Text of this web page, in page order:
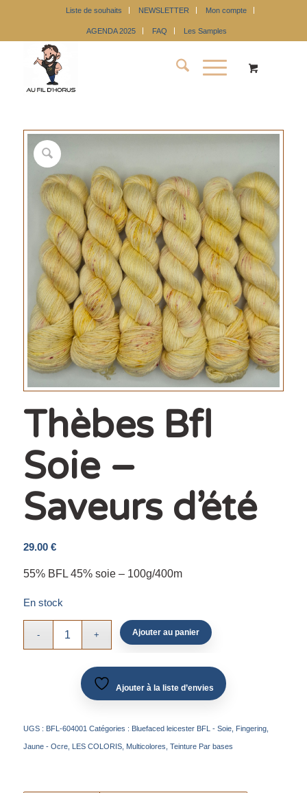
Liste de souhaits NEWSLETTER Mon compte
AGENDA 2025 FAQ Les Samples
Thèbes Bfl
Soie –
Saveurs d’été
29.00 €
55% BFL 45% soie – 100g/400m
En stock
Ajouter au panier
Ajouter à la liste d’envies
UGS : BFL-604001 Catégories : Bluefaced leicester BFL - Soie, Fingering,
Jaune - Ocre, LES COLORIS, Multicolores, Teinture Par bases